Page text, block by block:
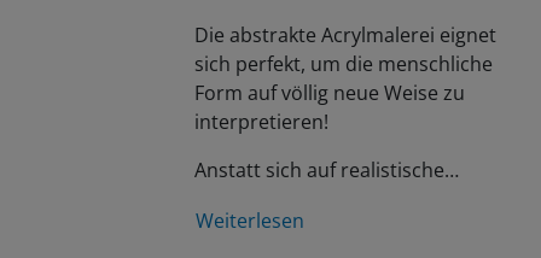
Die abstrakte Acrylmalerei eignet
sich perfekt, um die menschliche
Form auf völlig neue Weise zu
interpretieren!
Anstatt sich auf realistische…
Weiterlesen